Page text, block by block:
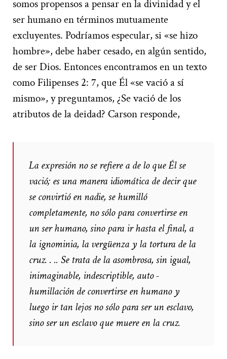
somos propensos a pensar en la divinidad y el
ser humano en términos mutuamente
excluyentes. Podríamos especular, si «se hizo
hombre», debe haber cesado, en algún sentido,
de ser Dios. Entonces encontramos en un texto
como Filipenses 2: 7, que Él «se vació a sí
mismo», y preguntamos, ¿Se vació de los
atributos de la deidad? Carson responde,
La expresión no se refiere a de lo que Él se
vació; es una manera idiomática de decir que
se convirtió en nadie, se humilló
completamente, no sólo para convertirse en
un ser humano, sino para ir hasta el final, a
la ignominia, la vergüenza y la tortura de la
cruz. . .. Se trata de la asombrosa, sin igual,
inimaginable, indescriptible, auto -
humillación de convertirse en humano y
luego ir tan lejos no sólo para ser un esclavo,
sino ser un esclavo que muere en la cruz.